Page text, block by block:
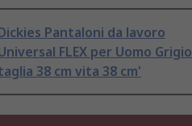
Pantaloni da lavoro
FLEX per Uomo Grigio
38 cm vita 38 cm'